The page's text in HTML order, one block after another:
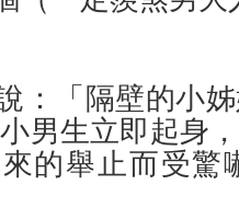
：「隔壁的小
男生立即起身
的舉止而受驚